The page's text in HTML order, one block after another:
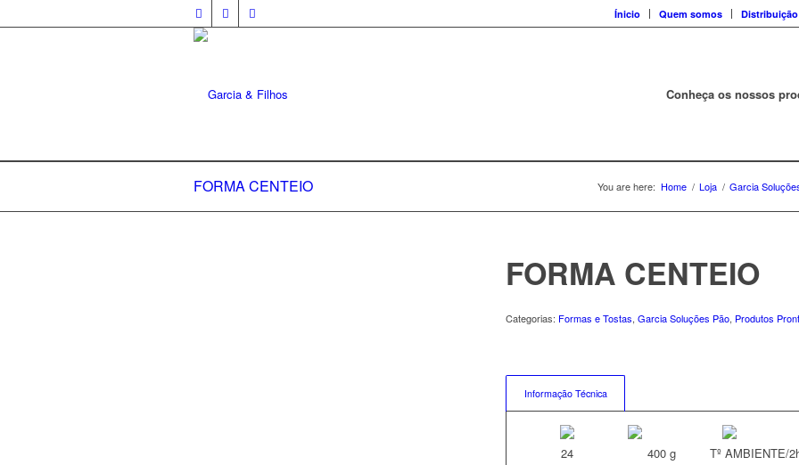
Ínicio Quem somos Distribuição
Conheça os nossos
FORMA CENTEIO You are here: Home / Loja / Garcia
FORMA CENTEIO
Categorias: Formas e Tostas,Garcia Soluções Pão, Produtos
Informação Técnica
24 400 g Tº AMBIENTE/